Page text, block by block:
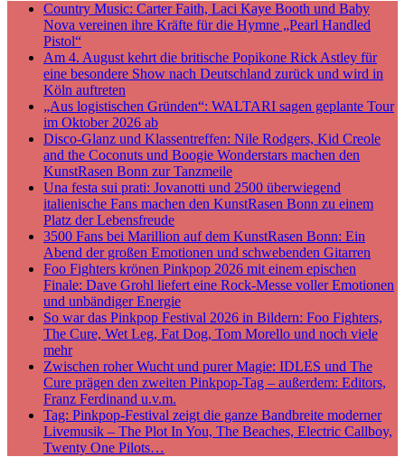
Country Music: Carter Faith, Laci Kaye Booth und Baby
Nova vereinen ihre Kräfte für die Hymne „Pearl Handled
Pistol“
Am 4. August kehrt die britische Popikone Rick Astley für
eine besondere Show nach Deutschland zurück und wird in
Köln auftreten
„Aus logistischen Gründen“: WALTARI sagen geplante Tour
im Oktober 2026 ab
Disco-Glanz und Klassentreffen: Nile Rodgers, Kid Creole
and the Coconuts und Boogie Wonderstars machen den
KunstRasen Bonn zur Tanzmeile
Una festa sui prati: Jovanotti und 2500 überwiegend
italienische Fans machen den KunstRasen Bonn zu einem
Platz der Lebensfreude
3500 Fans bei Marillion auf dem KunstRasen Bonn: Ein
Abend der großen Emotionen und schwebenden Gitarren
Foo Fighters krönen Pinkpop 2026 mit einem epischen
Finale: Dave Grohl liefert eine Rock-Messe voller Emotionen
und unbändiger Energie
So war das Pinkpop Festival 2026 in Bildern: Foo Fighters,
The Cure, Wet Leg, Fat Dog, Tom Morello und noch viele
mehr
Zwischen roher Wucht und purer Magie: IDLES und The
Cure prägen den zweiten Pinkpop-Tag – außerdem: Editors,
Franz Ferdinand u.v.m.
Tag: Pinkpop-Festival zeigt die ganze Bandbreite moderner
Livemusik – The Plot In You, The Beaches, Electric Callboy,
Twenty One Pilots…